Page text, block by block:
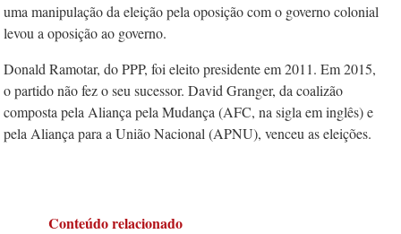
uma manipulação da eleição pela oposição com o governo colonial
levou a oposição ao governo.
Donald Ramotar, do PPP, foi eleito presidente em 2011. Em 2015,
o partido não fez o seu sucessor. David Granger, da coalizão
composta pela Aliança pela Mudança (AFC, na sigla em inglês) e
pela Aliança para a União Nacional (APNU), venceu as eleições.
Conteúdo relacionado